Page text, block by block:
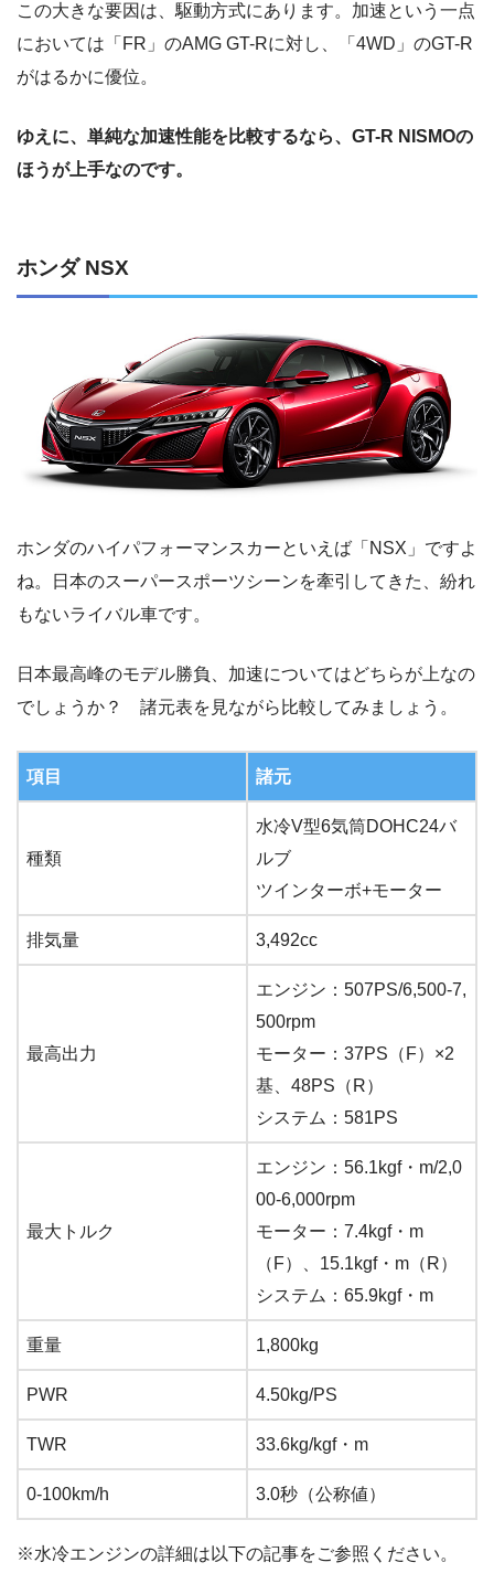
この大きな要因は、駆動方式にあります。加速という一点
においては「FR」のAMG GT-Rに対し、「4WD」のGT-R
がはるかに優位。
ゆえに、単純な加速性能を比較するなら、GT-R NISMOの
ほうが上手なのです。
ホンダ NSX
ホンダのハイパフォーマンスカーといえば「NSX」ですよ
ね。日本のスーパースポーツシーンを牽引してきた、紛れ
もないライバル車です。
日本最高峰のモデル勝負、加速についてはどちらが上なの
でしょうか？ 諸元表を見ながら比較してみましょう。
項目 諸元
種類
水冷V型6気筒DOHC24バ
ルブ
ツインターボ+モーター
排気量 3,492cc
最高出力
エンジン：507PS/6,500-7,
500rpm
モーター：37PS（F）×2
基、48PS（R）
システム：581PS
最大トルク
エンジン：56.1kgf・m/2,0
00-6,000rpm
モーター：7.4kgf・m
（F）、15.1kgf・m（R）
システム：65.9kgf・m
重量 1,800kg
PWR 4.50kg/PS
TWR 33.6kg/kgf・m
0-100km/h 3.0秒（公称値）
※水冷エンジンの詳細は以下の記事をご参照ください。